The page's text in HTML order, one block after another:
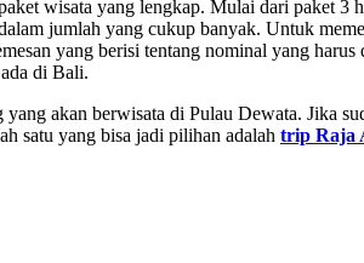
wisata yang lengkap. Mulai dari paket
jumlah yang cukup banyak. Untuk
yang berisi tentang nominal yang
di Bali.
akan berwisata di Pulau Dewata. Jika
satu yang bisa jadi pilihan adalah trip Raja